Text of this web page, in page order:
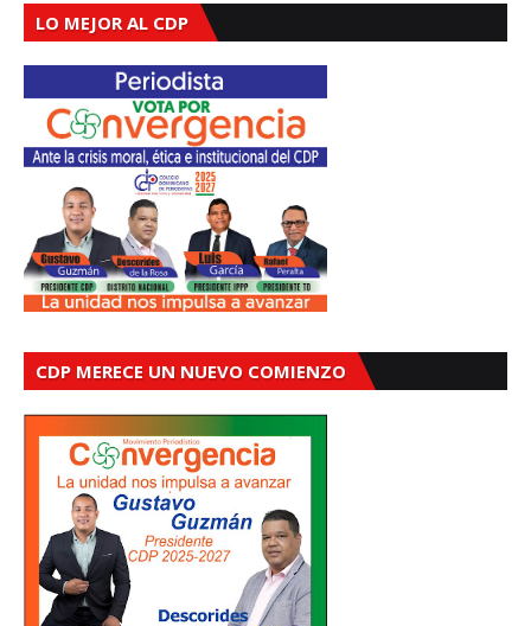
LO MEJOR AL CDP
CDP MERECE UN NUEVO COMIENZO